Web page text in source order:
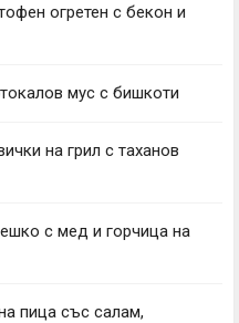
огретен с бекон и
мус с бишкоти
на грил с таханов
с мед и горчица на
пица със салам,